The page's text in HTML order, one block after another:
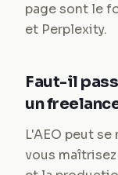
page sont le
et Perplexity.
Faut-il
un
L'AEO peut
vous